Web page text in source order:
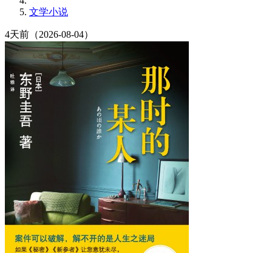
文学小说
4天前 （2026-08-04）